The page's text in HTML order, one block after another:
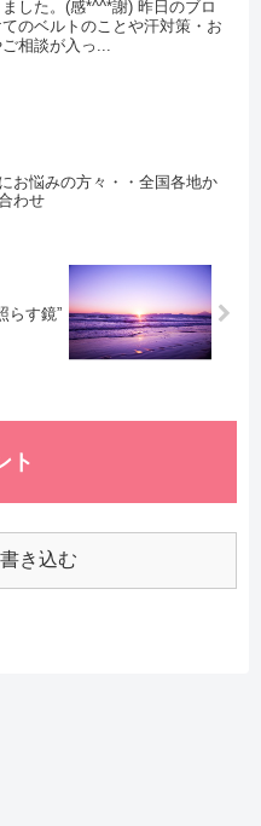
した。(感*^^*謝) 昨日のブロ
のベルトのことや汗対策・お
相談が入っ...
お悩みの方々・・全国各地か
わせ
らす鏡”
ト
き込む